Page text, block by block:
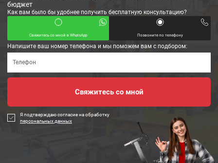
бюджет
Как вам было бы удобнее получить бесплатную консультацию?
Свяжитесь со мной в WhatsApp Позвоните по телефону
Напишите ваш номер телефона и мы поможем вам с подбором:
Я подтверждаю согласие на обработку
персональных данных